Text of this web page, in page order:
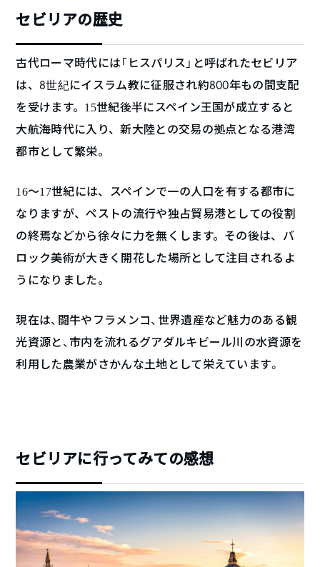
セビリアの歴史
古代ローマ時代には「ヒスパリス」と呼ばれたセビリア
は、8世紀にイスラム教に征服され約800年もの間支配
を受けます。
15世紀後半にスペイン王国が成立すると
大航海時代に入り、新大陸との交易の拠点となる港湾
都市として繁栄。
16～17世紀には、スペインで一の人口を有する都市に
なりますが、ペストの流行や独占貿易港としての役割
の終焉などから徐々に力を無くします。 その後は、バ
ロック美術が大きく開花した場所として注目されるよ
うになりました。
現在は、闘牛やフラメンコ、世界遺産など魅力のある観
光資源と、市内を流れるグアダルキビール川の水資源を
利用した農業がさかんな土地として栄えています。
セビリアに行ってみての感想